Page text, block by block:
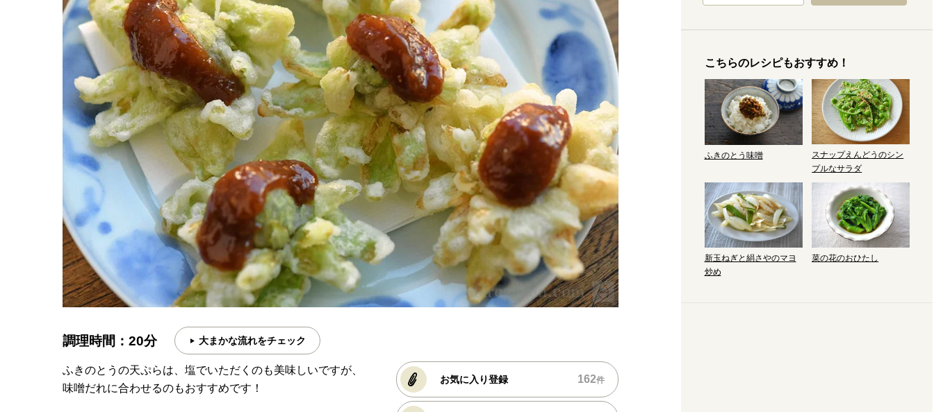
調理時間：20分 大まかな流れをチェック
ふきのとうの天ぷらは、塩でいただくのも美味しいですが、
味噌だれに合わせるのもおすすめです！
お気に入り登録 162件
こちらのレシピもおすすめ！
ふきのとう味噌
スナップえんどうのシン
プルなサラダ
新玉ねぎと絹さやのマヨ
炒め
菜の花のおひたし